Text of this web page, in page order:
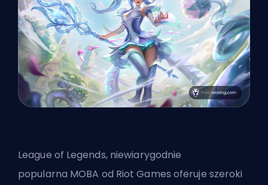
League of Legends, niewiarygodnie
popularna MOBA od Riot Games oferuje szeroki